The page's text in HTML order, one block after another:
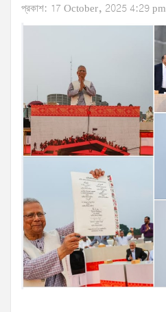
প্রকাশ: 17 October, 2025 4:29 pm